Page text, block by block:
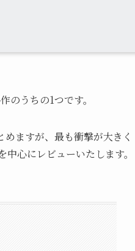
のうちの1つです。
ますが、最も衝撃が大きく
心にレビューいたします。